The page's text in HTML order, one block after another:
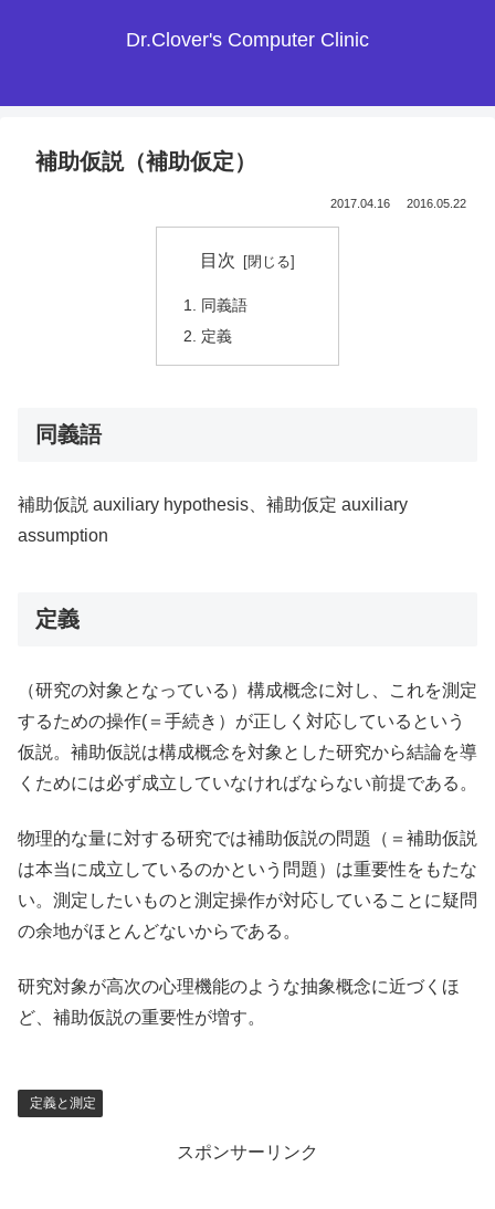
Dr.Clover's Computer Clinic
補助仮説（補助仮定）
2017.04.16 2016.05.22
目次
同義語
定義
同義語
補助仮説 auxiliary hypothesis、補助仮定 auxiliary
assumption
定義
（研究の対象となっている）構成概念に対し、これを測定
するための操作(＝手続き）が正しく対応しているという
仮説。補助仮説は構成概念を対象とした研究から結論を導
くためには必ず成立していなければならない前提である。
物理的な量に対する研究では補助仮説の問題（＝補助仮説
は本当に成立しているのかという問題）は重要性をもたな
い。測定したいものと測定操作が対応していることに疑問
の余地がほとんどないからである。
研究対象が高次の心理機能のような抽象概念に近づくほ
ど、補助仮説の重要性が増す。
定義と測定
スポンサーリンク